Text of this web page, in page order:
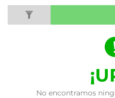
No encontramos